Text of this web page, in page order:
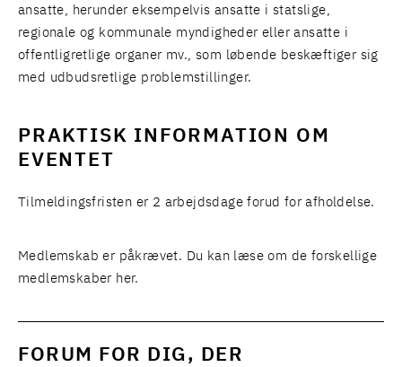
ansatte, herunder eksempelvis ansatte i statslige,
regionale og kommunale myndigheder eller ansatte i
offentligretlige organer mv., som løbende beskæftiger sig
med udbudsretlige problemstillinger.
PRAKTISK INFORMATION OM
EVENTET
Tilmeldingsfristen er 2 arbejdsdage forud for afholdelse.
Medlemskab er påkrævet. Du kan læse om de forskellige
medlemskaber her.
FORUM FOR DIG, DER